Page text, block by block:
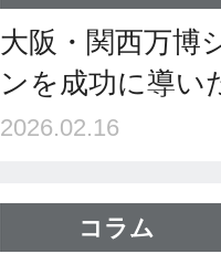
大阪・関西万博
ンを成功に導
2026.02.16
コラム